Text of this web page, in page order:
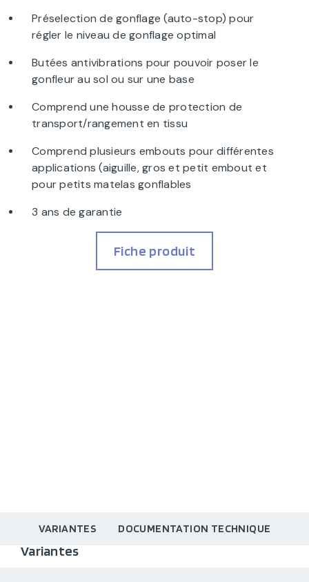
Préselection de gonflage (auto-stop) pour
régler le niveau de gonflage optimal
Butées antivibrations pour pouvoir poser le
gonfleur au sol ou sur une base
Comprend une housse de protection de
transport/rangement en tissu
Comprend plusieurs embouts pour différentes
applications (aiguille, gros et petit embout et
pour petits matelas gonflables
3 ans de garantie
Fiche produit
VARIANTES DOCUMENTATION TECHNIQUE
Variantes